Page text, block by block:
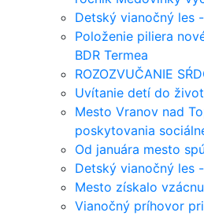
Detský vianočný les
Položenie piliera
BDR Termea
ROZOZVUČANIE
Uvítanie detí do
Mesto Vranov nad
poskytovania
Od januára mesto
Detský vianočný les
Mesto získalo
Vianočný príhovor